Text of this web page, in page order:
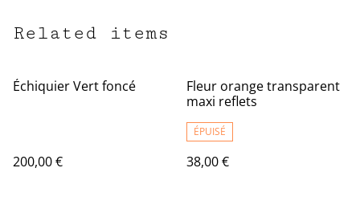
Related items
Échiquier Vert foncé
200,00 €
Fleur orange transparent
maxi reflets
ÉPUISÉ
38,00 €